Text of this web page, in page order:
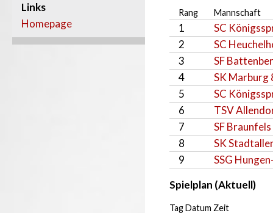
Links
Homepage
Rang Mannschaft
1
SC
2
SC
3
SF
4
SK Marburg
5
SC
6
TSV
7
SF
8
SK
9
SSG
Spielplan (Aktuell)
Tag Datum Zeit